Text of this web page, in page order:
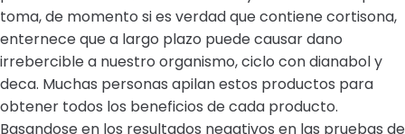
toma, de momento si es verdad que contiene cortisona,
enternece que a largo plazo puede causar dano
irrebercible a nuestro organismo, ciclo con dianabol y
deca. Muchas personas apilan estos productos para
obtener todos los beneficios de cada producto.
Basandose en los resultados negativos en las pruebas de